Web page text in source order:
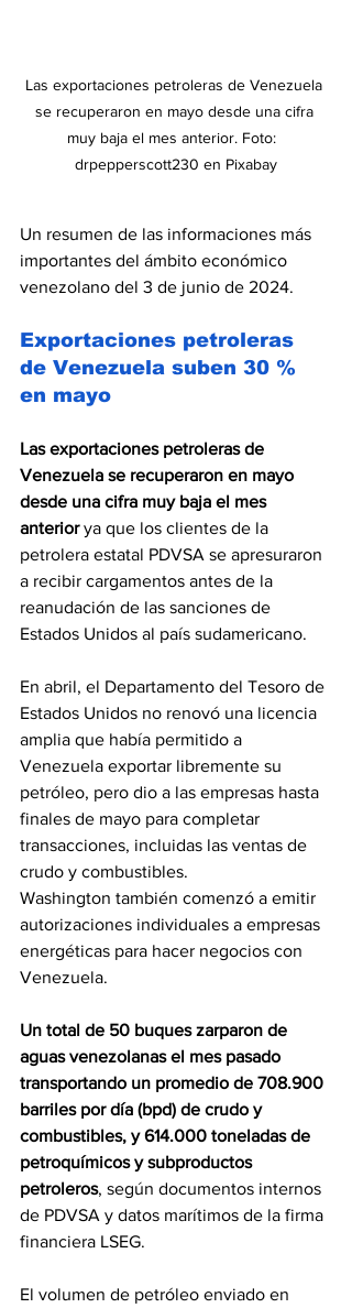
Las exportaciones petroleras de Venezuela
se recuperaron en mayo desde una cifra
muy baja el mes anterior. Foto:
drpepperscott230 en Pixabay
Un resumen de las informaciones más
importantes del ámbito económico
venezolano del 3 de junio de 2024.
Exportaciones petroleras
de Venezuela suben 30 %
en mayo
Las exportaciones petroleras de
Venezuela se recuperaron en mayo
desde una cifra muy baja el mes
anterior ya que los clientes de la
petrolera estatal PDVSA se apresuraron
a recibir cargamentos antes de la
reanudación de las sanciones de
Estados Unidos al país sudamericano.
En abril, el Departamento del Tesoro de
Estados Unidos no renovó una licencia
amplia que había permitido a
Venezuela exportar libremente su
petróleo, pero dio a las empresas hasta
finales de mayo para completar
transacciones, incluidas las ventas de
crudo y combustibles.
Washington también comenzó a emitir
autorizaciones individuales a empresas
energéticas para hacer negocios con
Venezuela.
Un total de 50 buques zarparon de
aguas venezolanas el mes pasado
transportando un promedio de 708.900
barriles por día (bpd) de crudo y
combustibles, y 614.000 toneladas de
petroquímicos y subproductos
petroleros, según documentos internos
de PDVSA y datos marítimos de la firma
financiera LSEG.
El volumen de petróleo enviado en